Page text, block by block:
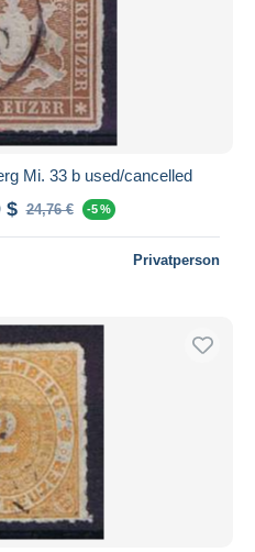
Mi. 33 b used/cancelled
$ 24,76 € -5 %
Privatperson